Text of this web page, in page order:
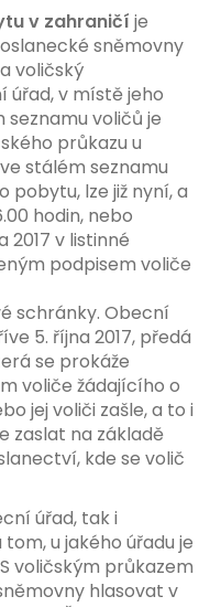
v zahraničí je
sněmovny
voličský
úřad, v místě jeho
voličů je
průkazu u
stálém seznamu
pobytu, lze již nyní, a
hodin, nebo
2017 v listinné
podpisem voliče
schránky. Obecní
5. října 2017, předá
se prokáže
voliče žádajícího o
jej voliči zašle, a to i
zaslat na základě
kde se volič
úřad, tak i
u jakého úřadu je
voličským průkazem
hlasovat v